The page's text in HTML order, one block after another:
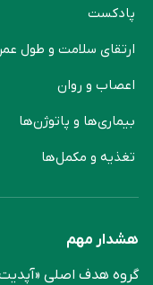
پادکست
ارتقای سلامت و طول عمر
اعصاب و روان
بیماری‌ها و پاتوژن‌ها
تغذیه و مکمل‌ها
هشدار مهم
گروه هدف اصلی